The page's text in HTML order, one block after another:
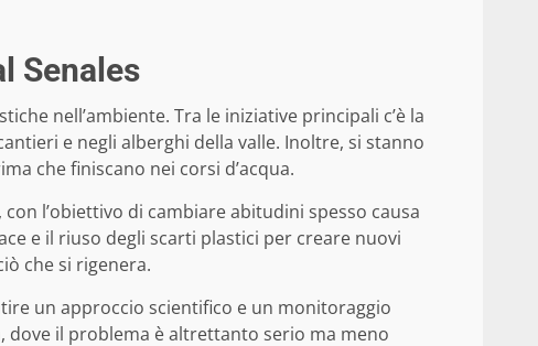
Senales
nell’ambiente. Tra le iniziative principali c’è la
e negli alberghi della valle. Inoltre, si stanno
che finiscano nei corsi d’acqua.
l’obiettivo di cambiare abitudini spesso causa
e il riuso degli scarti plastici per creare nuovi
che si rigenera.
un approccio scientifico e un monitoraggio
dove il problema è altrettanto serio ma meno